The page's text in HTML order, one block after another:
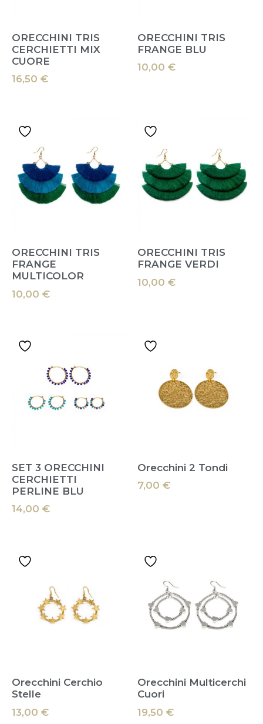
ORECCHINI TRIS
CERCHIETTI MIX
CUORE
16,50 €
ORECCHINI TRIS
FRANGE BLU
10,00 €
ORECCHINI TRIS
FRANGE
MULTICOLOR
10,00 €
ORECCHINI TRIS
FRANGE VERDI
10,00 €
SET 3 ORECCHINI
CERCHIETTI
PERLINE BLU
14,00 €
Orecchini 2 Tondi
7,00 €
Orecchini Cerchio
Stelle
13,00 €
Orecchini Multicerchi
Cuori
19,50 €